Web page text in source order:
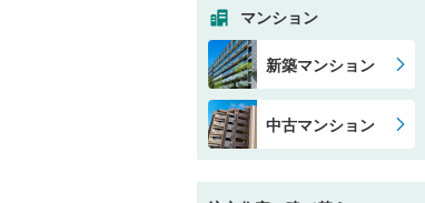
マンション
新築マンション
中古マンション